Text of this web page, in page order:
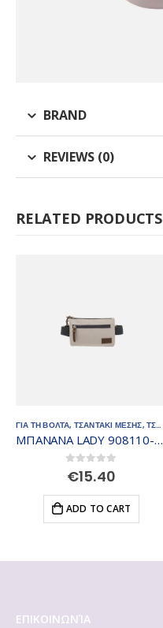
BRAND
REVIEWS (0)
RELATED PRODUCTS
ΓΙΑ ΤΗ ΒΟΛΤΑ, ΤΣΑΝΤΑΚΙ ΜΕΣΗΣ,ΤΣΑΝΤΕΣ - ΣΑΚΙΔΙΑ
ΜΠΑΝΑΝΑ LADY 908110-2300
0out of 5
€15.40
ADD TO CART
ΕΠΙΚΟΙΝΩΝΊΑ